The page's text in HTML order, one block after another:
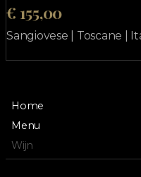
€ 155,00
Sangiovese | Toscane |
Home
Menu
Wijn